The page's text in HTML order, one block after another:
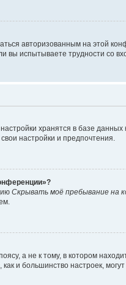
авторизованным на этой
вы испытываете трудности со
хранятся в базе
настройки и предпочтения.
Скрывать моё пребывание на
а не к тому, в котором
и большинство настроек,